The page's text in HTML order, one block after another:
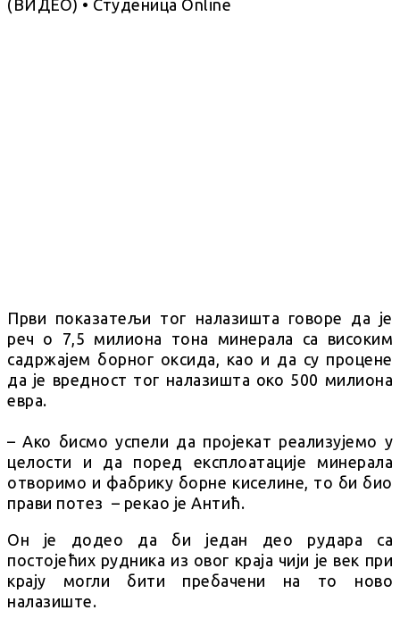
Први показатељи тог налазишта говоре да је
реч о 7,5 милиона тона минерала са високим
садржајем борног оксида, као и да су процене
да је вредност тог налазишта око 500 милиона
евра.
– Ако бисмо успели да пројекат реализујемо у
целости и да поред експлоатације минерала
отворимо и фабрику борне киселине, то би био
прави потез – рекао је Антић.
Он је додео да би један део рудара са
постојећих рудника из овог краја чији је век при
крају могли бити пребачени на то ново
налазиште.